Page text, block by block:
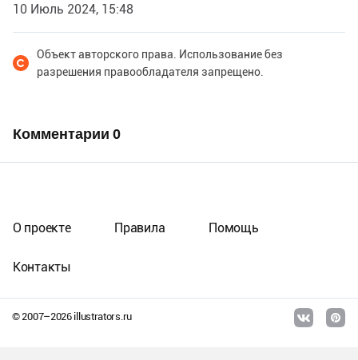
10 Июль 2024, 15:48
Объект авторского права. Использование без
разрешения правообладателя запрещено.
Комментарии 0
© 2007–2026illustrators.ru
О проекте Правила Помощь
Контакты